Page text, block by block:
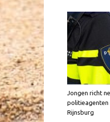
Jongen richt
politieagenten
Rijnsburg